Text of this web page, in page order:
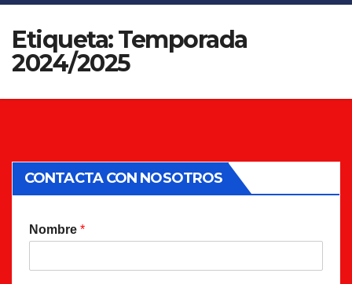
Etiqueta:Temporada
2024/2025
CONTACTA CON NOSOTROS
Nombre *